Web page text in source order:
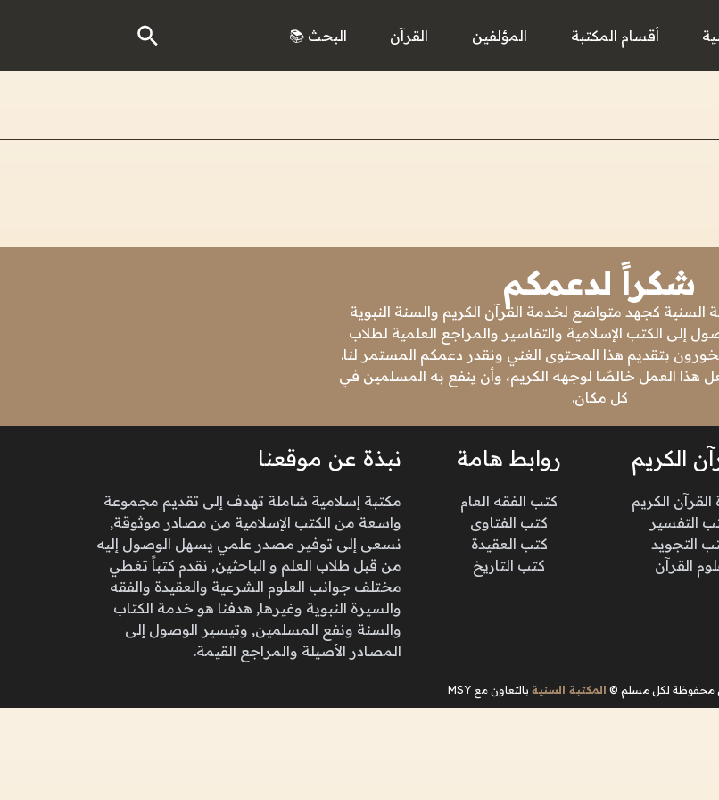
أقسام المكتبة المؤلفين القرآن البحث 📚
شكراً لدعمكم
السنية كجهد متواضع لخدمة القرآن الكريم والسنة النبوية
إلى الكتب الإسلامية والتفاسير والمراجع العلمية لطلاب
بتقديم هذا المحتوى الغني ونقدر دعمكم المستمر لنا.
هذا العمل خالصًا لوجهه الكريم، وأن ينفع به المسلمين في
كل مكان.
الكريم
القرآن الكريم
التفسير
التجويد
القرآن
روابط هامة
كتب الفقه العام
كتب الفتاوى
كتب العقيدة
كتب التاريخ
نبذة عن موقعنا
مكتبة إسلامية شاملة تهدف إلى تقديم مجموعة
واسعة من الكتب الإسلامية من مصادر موثوقة,
نسعى إلى توفير مصدر علمي يسهل الوصول إليه
من قبل طلاب العلم و الباحثين, نقدم كتباً تغطي
مختلف جوانب العلوم الشرعية والعقيدة والفقه
والسيرة النبوية وغيرها, هدفنا هو خدمة الكتاب
والسنة ونفع المسلمين, وتيسير الوصول إلى
المصادر الأصيلة والمراجع القيمة.
محفوظة لكل مسلم © المكتبة السنية بالتعاون مع MSY